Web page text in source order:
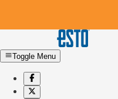
Toggle Menu